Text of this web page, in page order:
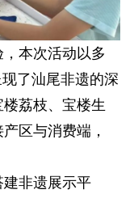
本次活动以多
了汕尾非遗的深
荔枝、宝楼生
区与消费端，
非遗展示平